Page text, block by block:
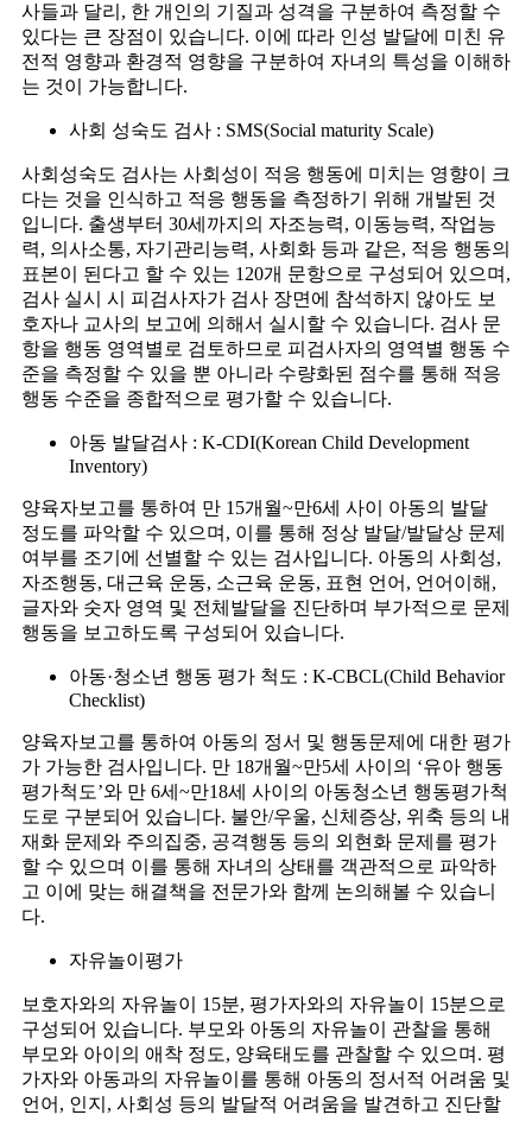
사들과 달리, 한 개인의 기질과 성격을 구분하여 측정할 수
있다는 큰 장점이 있습니다. 이에 따라 인성 발달에 미친 유
전적 영향과 환경적 영향을 구분하여 자녀의 특성을 이해하
는 것이 가능합니다.
사회 성숙도 검사 : SMS(Social maturity Scale)
사회성숙도 검사는 사회성이 적응 행동에 미치는 영향이 크
다는 것을 인식하고 적응 행동을 측정하기 위해 개발된 것
입니다. 출생부터 30세까지의 자조능력, 이동능력, 작업능
력, 의사소통, 자기관리능력, 사회화 등과 같은, 적응 행동의
표본이 된다고 할 수 있는 120개 문항으로 구성되어 있으며,
검사 실시 시 피검사자가 검사 장면에 참석하지 않아도 보
호자나 교사의 보고에 의해서 실시할 수 있습니다. 검사 문
항을 행동 영역별로 검토하므로 피검사자의 영역별 행동 수
준을 측정할 수 있을 뿐 아니라 수량화된 점수를 통해 적응
행동 수준을 종합적으로 평가할 수 있습니다.
아동 발달검사 : K-CDI(Korean Child Development
Inventory)
양육자보고를 통하여 만 15개월~만6세 사이 아동의 발달
정도를 파악할 수 있으며, 이를 통해 정상 발달/발달상 문제
여부를 조기에 선별할 수 있는 검사입니다. 아동의 사회성,
자조행동, 대근육 운동, 소근육 운동, 표현 언어, 언어이해,
글자와 숫자 영역 및 전체발달을 진단하며 부가적으로 문제
행동을 보고하도록 구성되어 있습니다.
아동·청소년 행동 평가 척도 : K-CBCL(Child Behavior
Checklist)
양육자보고를 통하여 아동의 정서 및 행동문제에 대한 평가
가 가능한 검사입니다. 만 18개월~만5세 사이의 ‘유아 행동
평가척도’와 만 6세~만18세 사이의 아동청소년 행동평가척
도로 구분되어 있습니다. 불안/우울, 신체증상, 위축 등의 내
재화 문제와 주의집중, 공격행동 등의 외현화 문제를 평가
할 수 있으며 이를 통해 자녀의 상태를 객관적으로 파악하
고 이에 맞는 해결책을 전문가와 함께 논의해볼 수 있습니
다.
자유놀이평가
보호자와의 자유놀이 15분, 평가자와의 자유놀이 15분으로
구성되어 있습니다. 부모와 아동의 자유놀이 관찰을 통해
부모와 아이의 애착 정도, 양육태도를 관찰할 수 있으며. 평
가자와 아동과의 자유놀이를 통해 아동의 정서적 어려움 및
언어, 인지, 사회성 등의 발달적 어려움을 발견하고 진단할